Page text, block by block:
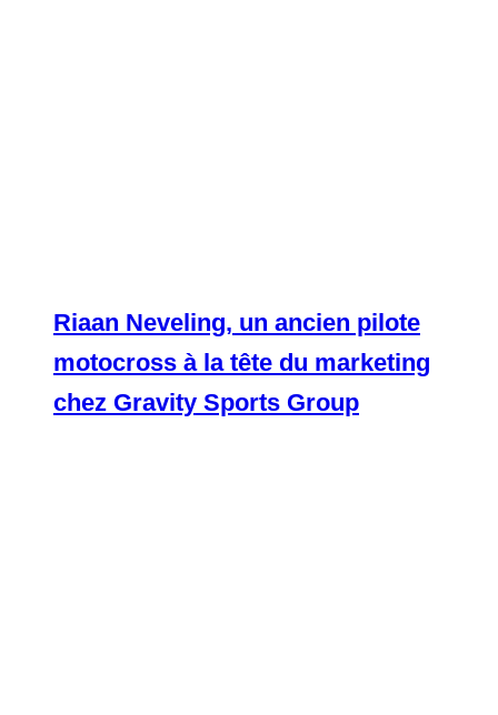
Riaan Neveling, un ancien pilote
motocross à la tête du marketing
chez Gravity Sports Group